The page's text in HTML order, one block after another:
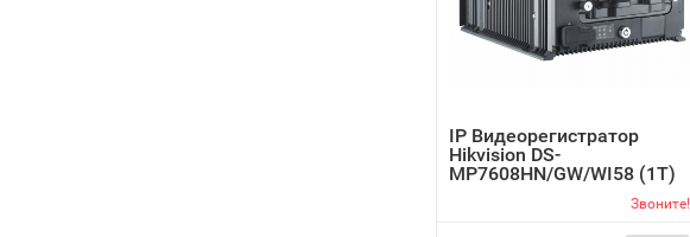
IP Видеорегистратор
Hikvision DS-
MP7608HN/GW/WI58 (1T)
Звоните!